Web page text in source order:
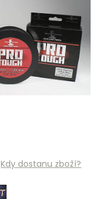
Kdy dostanu zboží?